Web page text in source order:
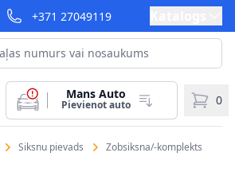
+371 27049119
Mans Auto
Pievienot auto 0
Siksnu pievads
Zobsiksna/-komplekts